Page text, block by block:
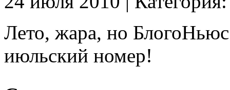
Лето, жара, но
июльский номер!